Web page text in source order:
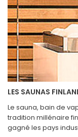
LES SAUNAS
Le sauna, bain de
tradition millénaire
gagné les pays